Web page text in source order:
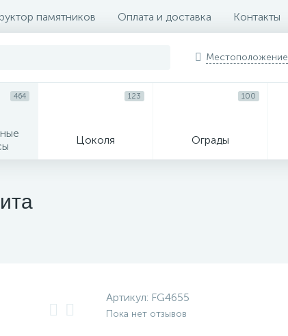
памятников Оплата и доставка Контакты
Местоположение
464
Цоколя
123
Ограды
100
Артикул: FG4655
Пока нет отзывов